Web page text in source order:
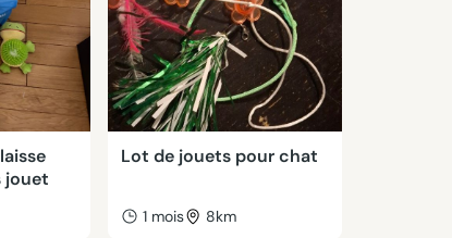
jouet
Lot de jouets pour chat
1 mois 8km